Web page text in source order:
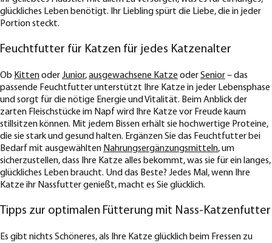
glückliches Leben benötigt. Ihr Liebling spürt die Liebe, die in jeder
Portion steckt.
Feuchtfutter für Katzen für jedes Katzenalter
Ob KittenoderJunior,ausgewachsene Katze oderSenior– das
passende Feuchtfutter unterstützt Ihre Katze in jeder Lebensphase
und sorgt für die nötige Energie und Vitalität. Beim Anblick der
zarten Fleischstücke im Napf wird Ihre Katze vor Freude kaum
stillsitzen können. Mit jedem Bissen erhält sie hochwertige Proteine,
die sie stark und gesund halten. Ergänzen Sie das Feuchtfutter bei
Bedarf mit ausgewählten Nahrungsergänzungsmitteln, um
sicherzustellen, dass Ihre Katze alles bekommt, was sie für ein langes,
glückliches Leben braucht. Und das Beste? Jedes Mal, wenn Ihre
Katze ihr Nassfutter genießt, macht es Sie glücklich.
Tipps zur optimalen Fütterung mit Nass-Katzenfutter
Es gibt nichts Schöneres, als Ihre Katze glücklich beim Fressen zu